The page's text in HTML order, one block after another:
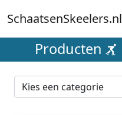
SchaatsenSkeelers.nl
Producten